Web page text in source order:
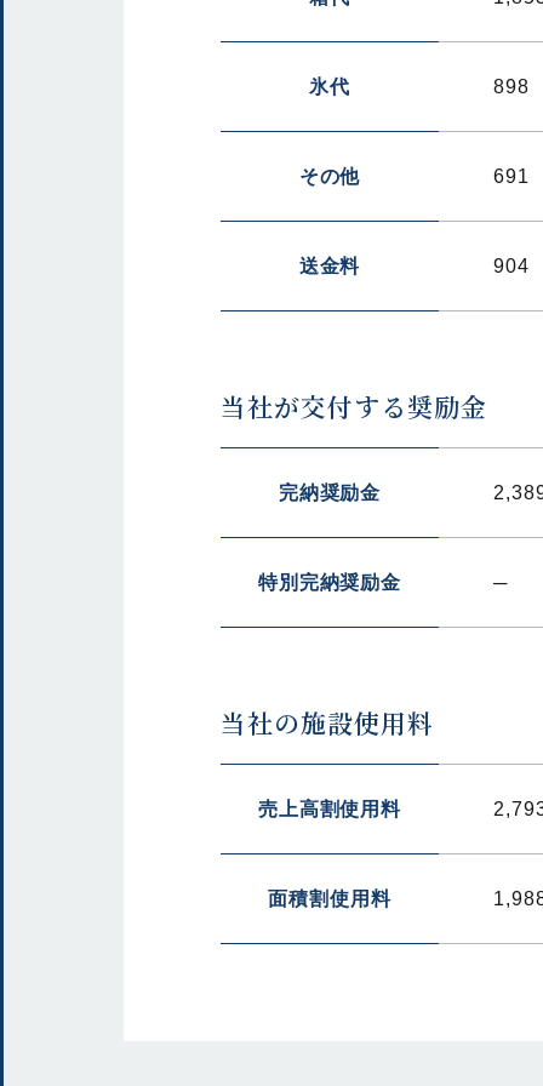
氷代 898
その他 691
送金料 904
当社が交付する奨励金
完納奨励金
特別完納奨励金 ─
当社の施設使用料
売上高割使用料
面積割使用料